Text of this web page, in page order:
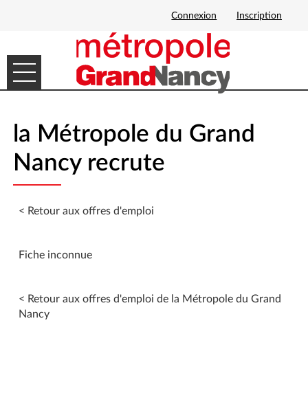
Connexion Inscription
Ouvrir le menu
MES DEMANDES
la Métropole du Grand
Nancy recrute
< Retour aux offres d'emploi
Fiche inconnue
< Retour aux offres d'emploi de la Métropole du Grand
Nancy